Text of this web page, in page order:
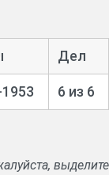
Дел
6 из 6
выделите